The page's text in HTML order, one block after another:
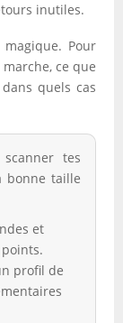
inutiles.
Pour
ce que
quels cas
tes
bonne taille
et
profil de